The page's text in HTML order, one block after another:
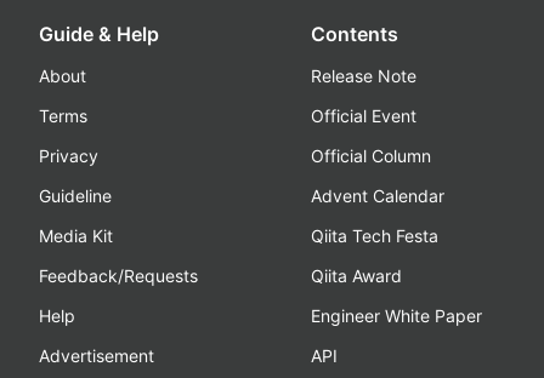
Guide & Help
About
Terms
Privacy
Guideline
Media Kit
Feedback/Requests
Help
Advertisement
Contents
Release Note
Official Event
Official Column
Advent Calendar
Qiita Tech Festa
Qiita Award
Engineer White Paper
API